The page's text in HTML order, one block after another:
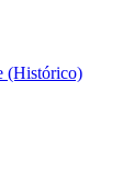
(Histórico)